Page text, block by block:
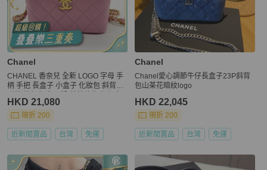
Chanel
CHANEL 香奈兒 全新 LOGO 字母 手
柄 手把 長盒子 小盒子 化妝包 斜背包
款
HKD 21,080
現折 200
近新閒置品 台灣 免運
Chanel
Chanel愛心調節牛仔長盒子23P斜背
包山茶花暗紋logo
HKD 22,045
現折 200
近新閒置品 台灣 免運